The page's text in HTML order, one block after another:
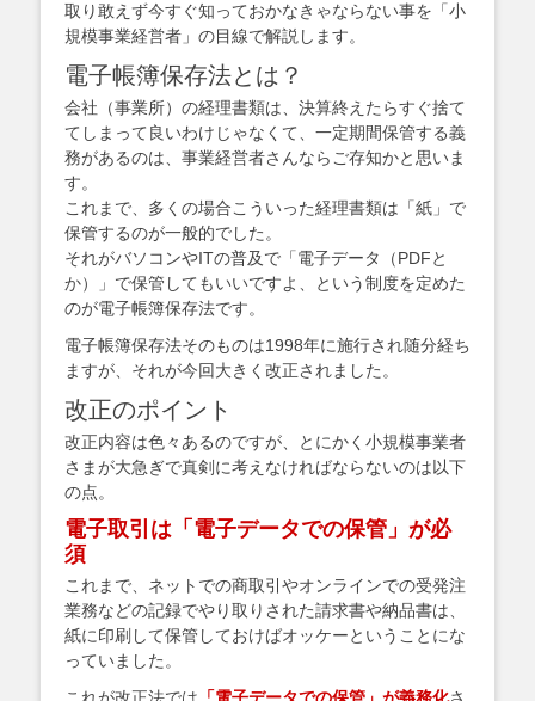
取り敢えず今すぐ知っておかなきゃならない事を「小
規模事業経営者」の目線で解説します。
電子帳簿保存法とは？
会社（事業所）の経理書類は、決算終えたらすぐ捨て
てしまって良いわけじゃなくて、一定期間保管する義
務があるのは、事業経営者さんならご存知かと思いま
す。
これまで、多くの場合こういった経理書類は「紙」で
保管するのが一般的でした。
それがバソコンやITの普及で「電子データ（PDFと
か）」で保管してもいいですよ、という制度を定めた
のが電子帳簿保存法です。
電子帳簿保存法そのものは1998年に施行され随分経ち
ますが、それが今回大きく改正されました。
改正のポイント
改正内容は色々あるのですが、とにかく小規模事業者
さまが大急ぎで真剣に考えなければならないのは以下
の点。
電子取引は「電子データでの保管」が必
須
これまで、ネットでの商取引やオンラインでの受発注
業務などの記録でやり取りされた請求書や納品書は、
紙に印刷して保管しておけばオッケーということにな
っていました。